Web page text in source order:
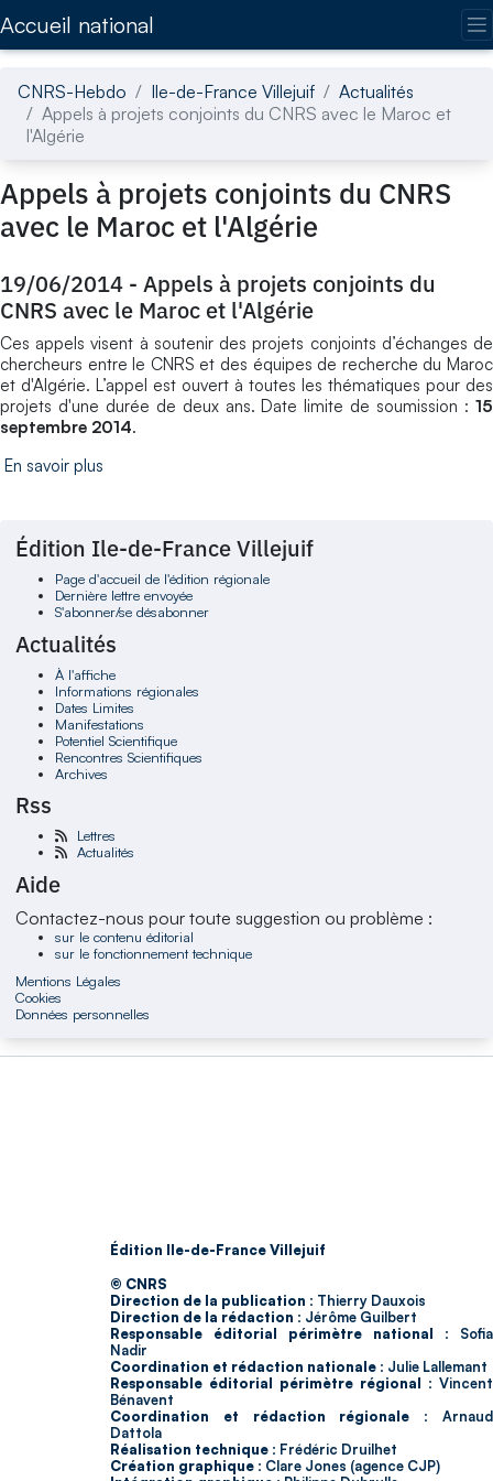
Accueil national
CNRS-Hebdo Ile-de-France Villejuif
Actualités
Appels à projets conjoints du CNRS avec le Maroc et
l'Algérie
Appels à projets conjoints du CNRS
avec le Maroc et l'Algérie
19/06/2014 - Appels à projets conjoints du
CNRS avec le Maroc et l'Algérie
Ces appels visent à soutenir des projets conjoints d’échanges de
chercheurs entre le CNRS et des équipes de recherche du Maroc
et d'Algérie. L’appel est ouvert à toutes les thématiques pour des
projets d'une durée de deux ans. Date limite de soumission : 15
septembre 2014.
En savoir plus
Édition Ile-de-France Villejuif
Page d'accueil de l'édition régionale
Dernière lettre envoyée
S'abonner/se désabonner
Actualités
À l'affiche
Informations régionales
Dates Limites
Manifestations
Potentiel Scientifique
Rencontres Scientifiques
Archives
Rss
Lettres
Actualités
Aide
Contactez-nous pour toute suggestion ou problème :
sur le contenu éditorial
sur le fonctionnement technique
Mentions Légales
Cookies
Données personnelles
Édition Ile-de-France Villejuif
© CNRS
Direction de la publication : Thierry Dauxois
Direction de la rédaction : Jérôme Guilbert
Responsable éditorial périmètre national : Sofia
Nadir
Coordination et rédaction nationale : Julie Lallemant
Responsable éditorial périmètre régional : Vincent
Bénavent
Coordination et rédaction régionale : Arnaud
Dattola
Réalisation technique : Frédéric Druilhet
Création graphique : Clare Jones (agence CJP)